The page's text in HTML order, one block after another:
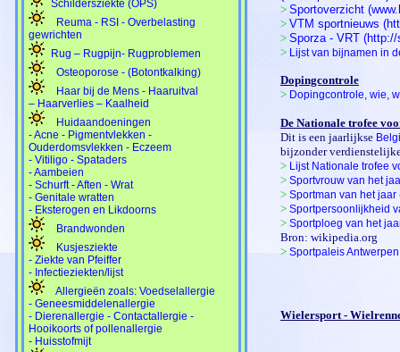
Schildersziekte (OPS)
Reuma - RSI - Overbelasting
gewrichten
Rug – Rugpijn- Rugproblemen
Osteoporose - (Botontkalking)
Haar bij de Mens - Haaruitval
– Haarverlies – Kaalheid
Huidaandoeningen
- Acne - Pigmentvlekken -
Ouderdomsvlekken - Eczeem
- Vitiligo - Spataders
- Aambeien
- Schurft - Aften - Wrat
- Genitale wratten
- Eksterogen en Likdoorns
Brandwonden
Kusjesziekte
- Ziekte van Pfeiffer
- Infectieziekten/lijst
Allergieën zoals: Voedselallergie
- Geneesmiddelenallergie
- Dierenallergie - Contactallergie -
Hooikoorts of pollenallergie
- Huisstofmijt
> Sportoverzicht
> VTM sportnieuws
> Sporza - VRT
> Lijst van bijnamen in
Dopingcontrole
> Dopingcontrole, wie,
De Nationale trofee
Dit is een jaarlijkse
bijzonder
> Lijst Nationale trofee
> Sportvrouw van het
> Sportman van het jaar
> Sportpersoonlijkheid
> Sportploeg van het
Bron: wikipedia.org
> Sportpaleis
Wielersport -